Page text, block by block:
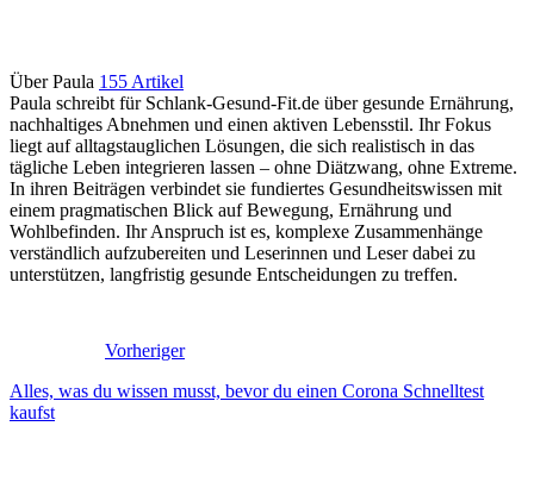
Über Paula 155 Artikel
Paula schreibt für Schlank-Gesund-Fit.de über gesunde Ernährung,
nachhaltiges Abnehmen und einen aktiven Lebensstil. Ihr Fokus
liegt auf alltagstauglichen Lösungen, die sich realistisch in das
tägliche Leben integrieren lassen – ohne Diätzwang, ohne Extreme.
In ihren Beiträgen verbindet sie fundiertes Gesundheitswissen mit
einem pragmatischen Blick auf Bewegung, Ernährung und
Wohlbefinden. Ihr Anspruch ist es, komplexe Zusammenhänge
verständlich aufzubereiten und Leserinnen und Leser dabei zu
unterstützen, langfristig gesunde Entscheidungen zu treffen.
Vorheriger
Alles, was du wissen musst, bevor du einen Corona Schnelltest
kaufst